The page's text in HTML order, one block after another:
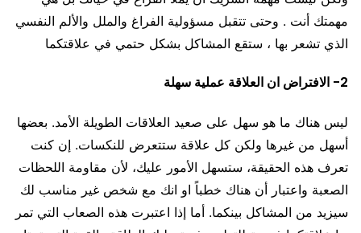
مهمتك أنت . وحتى تتقبل مسؤولية الفراغ والملل والألم النفسي
الذي تشعر بها ، ستقع المشاكل بشكل حتمي في علاقتكما
2- الافتراض ان العلاقة عملية سهلة
ليس هناك ما هو سهل على صعيد العلاقات الطويلة الأمد. بعضها
أسهل من غيرها ولكن كل علاقة ستتعرض للنكسات. إن كنت
تعرف هذه الحقيقة، ستسهل الأمور عليك، لأن مقاومة اللحظات
الصعبة واعتبار أن هناك خطباً او انك مع شخص غير مناسب لك
سيزيد من المشاكل بينكما. أما إذا اعتبرت هذه الصعاب التي تمر